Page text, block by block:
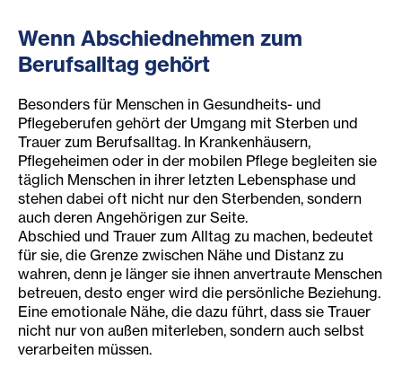
Wenn Abschiednehmen zum
Berufsalltag gehört
Besonders für Menschen in Gesundheits- und
Pflegeberufen gehört der Umgang mit Sterben und
Trauer zum Berufsalltag. In Krankenhäusern,
Pflegeheimen oder in der mobilen Pflege begleiten sie
täglich Menschen in ihrer letzten Lebensphase und
stehen dabei oft nicht nur den Sterbenden, sondern
auch deren Angehörigen zur Seite.
Abschied und Trauer zum Alltag zu machen, bedeutet
für sie, die Grenze zwischen Nähe und Distanz zu
wahren, denn je länger sie ihnen anvertraute Menschen
betreuen, desto enger wird die persönliche Beziehung.
Eine emotionale Nähe, die dazu führt, dass sie Trauer
nicht nur von außen miterleben, sondern auch selbst
verarbeiten müssen.